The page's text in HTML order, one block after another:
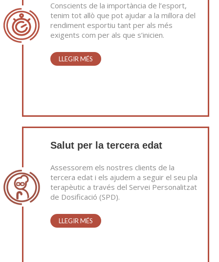
Conscients de la importància de l’esport,
tenim tot allò que pot ajudar a la millora del
rendiment esportiu tant per als més
exigents com per als que s’inicien.
LLEGIR MÉS
Salut per la tercera edat
Assessorem els nostres clients de la
tercera edat i els ajudem a seguir el seu pla
terapèutic a través del Servei Personalitzat
de Dosificació (SPD).
LLEGIR MÉS